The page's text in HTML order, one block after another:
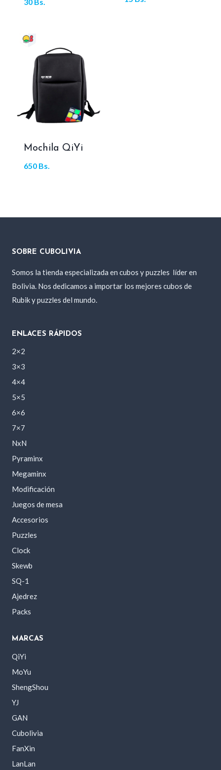
Mochila QiYi
650 Bs.
SOBRE CUBOLIVIA
Somos la tienda especializada en cubos y puzzles líder en
Bolivia. Nos dedicamos a importar los mejores cubos de
Rubik y puzzles del mundo.
ENLACES RÁPIDOS
2×2
3×3
4×4
5×5
6×6
7×7
NxN
Pyraminx
Megaminx
Modificación
Juegos de mesa
Accesorios
Puzzles
Clock
Skewb
SQ-1
Ajedrez
Packs
MARCAS
QiYi
MoYu
ShengShou
YJ
GAN
Cubolivia
FanXin
LanLan